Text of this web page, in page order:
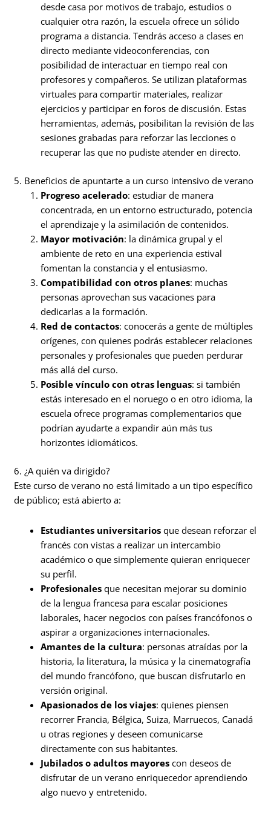
desde casa por motivos de trabajo, estudios o
cualquier otra razón, la escuela ofrece un sólido
programa a distancia. Tendrás acceso a clases en
directo mediante videoconferencias, con
posibilidad de interactuar en tiempo real con
profesores y compañeros. Se utilizan plataformas
virtuales para compartir materiales, realizar
ejercicios y participar en foros de discusión. Estas
herramientas, además, posibilitan la revisión de las
sesiones grabadas para reforzar las lecciones o
recuperar las que no pudiste atender en directo.
5. Beneficios de apuntarte a un curso intensivo de verano
Progreso acelerado: estudiar de manera
concentrada, en un entorno estructurado, potencia
el aprendizaje y la asimilación de contenidos.
Mayor motivación: la dinámica grupal y el
ambiente de reto en una experiencia estival
fomentan la constancia y el entusiasmo.
Compatibilidad con otros planes: muchas
personas aprovechan sus vacaciones para
dedicarlas a la formación.
Red de contactos: conocerás a gente de múltiples
orígenes, con quienes podrás establecer relaciones
personales y profesionales que pueden perdurar
más allá del curso.
Posible vínculo con otras lenguas: si también
estás interesado en el noruego o en otro idioma, la
escuela ofrece programas complementarios que
podrían ayudarte a expandir aún más tus
horizontes idiomáticos.
6. ¿A quién va dirigido?
Este curso de verano no está limitado a un tipo específico
de público; está abierto a:
Estudiantes universitarios que desean reforzar el
francés con vistas a realizar un intercambio
académico o que simplemente quieran enriquecer
su perfil.
Profesionales que necesitan mejorar su dominio
de la lengua francesa para escalar posiciones
laborales, hacer negocios con países francófonos o
aspirar a organizaciones internacionales.
Amantes de la cultura: personas atraídas por la
historia, la literatura, la música y la cinematografía
del mundo francófono, que buscan disfrutarlo en
versión original.
Apasionados de los viajes: quienes piensen
recorrer Francia, Bélgica, Suiza, Marruecos, Canadá
u otras regiones y deseen comunicarse
directamente con sus habitantes.
Jubilados o adultos mayores con deseos de
disfrutar de un verano enriquecedor aprendiendo
algo nuevo y entretenido.